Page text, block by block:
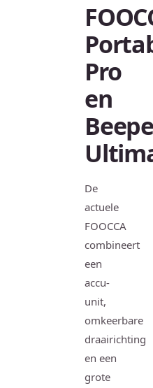
Pro
en
De
actuele
FOOCCA
combineert
een
accu-
unit,
omkeerbare
draairichting
en een
grote